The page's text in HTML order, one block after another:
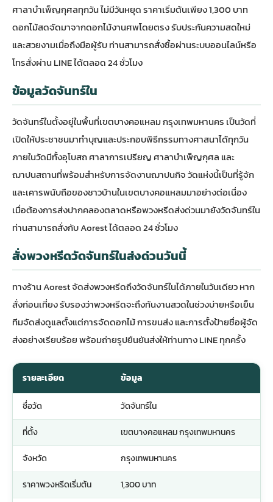
ศาลาบำเพ็ญกุศลทุกวัน ไม่มีวันหยุด ราคาเริ่มต้นเพียง 1,300 บาท
ดอกไม้สดจัดมาจากดอกไม้งานศพโดยตรง รับประกันความสดใหม่
และสวยงามเมื่อถึงมือผู้รับ ท่านสามารถสั่งซื้อผ่านระบบออนไลน์หรือ
โทรสั่งผ่าน LINE ได้ตลอด 24 ชั่วโมง
ข้อมูลวัดจันทร์ใน
วัดจันทร์ในตั้งอยู่ในพื้นที่เขตบางคอแหลม กรุงเทพมหานคร เป็นวัดที่
เปิดให้ประชาชนมาทำบุญและประกอบพิธีกรรมทางศาสนาได้ทุกวัน
ภายในวัดมีทั้งอุโบสถ ศาลาการเปรียญ ศาลาบำเพ็ญกุศล และ
ฌาปนสถานที่พร้อมสำหรับการจัดงานฌาปนกิจ วัดแห่งนี้เป็นที่รู้จัก
และเคารพนับถือของชาวบ้านในเขตบางคอแหลมมาอย่างต่อเนื่อง
เมื่อต้องการส่งปากคลองตลาดหรือพวงหรีดส่งด่วนมายังวัดจันทร์ใน
ท่านสามารถสั่งกับ Aorest ได้ตลอด 24 ชั่วโมง
สั่งพวงหรีดวัดจันทร์ในส่งด่วนวันนี้
ทางร้าน Aorest จัดส่งพวงหรีดถึงวัดจันทร์ในได้ภายในวันเดียว หาก
สั่งก่อนเที่ยง รับรองว่าพวงหรีดจะถึงทันงานสวดในช่วงบ่ายหรือเย็น
ทีมจัดส่งดูแลตั้งแต่การจัดดอกไม้ การขนส่ง และการตั้งป้ายชื่อผู้จัด
ส่งอย่างเรียบร้อย พร้อมถ่ายรูปยืนยันส่งให้ท่านทาง LINE ทุกครั้ง
รายละเอียด ข้อมูล
ชื่อวัด วัดจันทร์ใน
ที่ตั้ง เขตบางคอแหลม กรุงเทพมหานคร
จังหวัด กรุงเทพมหานคร
ราคาพวงหรีดเริ่มต้น 1,300 บาท